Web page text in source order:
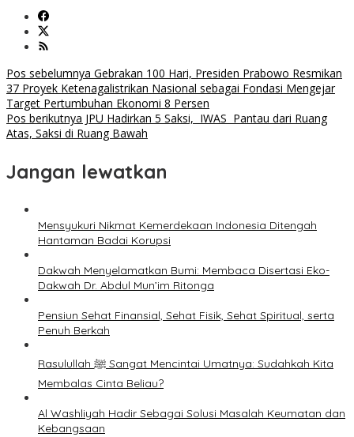
Navigasi
pos
Pos sebelumnya Gebrakan 100 Hari, Presiden Prabowo Resmikan
37 Proyek Ketenagalistrikan Nasional sebagai Fondasi Mengejar
Target Pertumbuhan Ekonomi 8 Persen
Pos berikutnya JPU Hadirkan 5 Saksi, IWAS Pantau dari Ruang
Atas, Saksi di Ruang Bawah
Jangan lewatkan
Mensyukuri Nikmat Kemerdekaan Indonesia Ditengah
Hantaman Badai Korupsi
Dakwah Menyelamatkan Bumi: Membaca Disertasi Eko-
Dakwah Dr. Abdul Mun’im Ritonga
Pensiun Sehat Finansial, Sehat Fisik, Sehat Spiritual, serta
Penuh Berkah
Rasulullah ﷺ Sangat Mencintai Umatnya: Sudahkah Kita
Membalas Cinta Beliau?
Al Washliyah Hadir Sebagai Solusi Masalah Keumatan dan
Kebangsaan